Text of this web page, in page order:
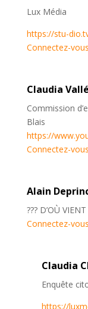
Lux Média
https://stu-
Connectez-
Claudia
Commission
Blais
https://
Connectez-
Alain
??? D’OÙ
Connectez-
Claudia
Enquête
https://